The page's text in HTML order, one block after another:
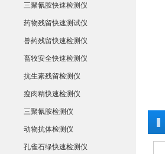
三聚氰胺快速检测仪
药物残留快速测试仪
兽药残留快速检测仪
畜牧安全快速检测仪
抗生素残留检测仪
瘦肉精快速检测仪
三聚氰胺检测仪
动物抗体检测仪
孔雀石绿快速检测仪